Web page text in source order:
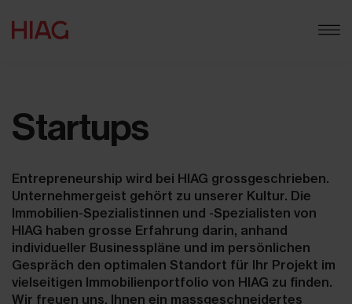
Startups
Entrepreneurship wird bei HIAG grossgeschrieben.
Unternehmergeist gehört zu unserer Kultur. Die
Immobilien-Spezialistinnen und -Spezialisten von
HIAG haben grosse Erfahrung darin, anhand
individueller Businesspläne und im persönlichen
Gespräch den optimalen Standort für Ihr Projekt im
vielseitigen Immobilienportfolio von HIAG zu finden.
Wir freuen uns, Ihnen ein massgeschneidertes